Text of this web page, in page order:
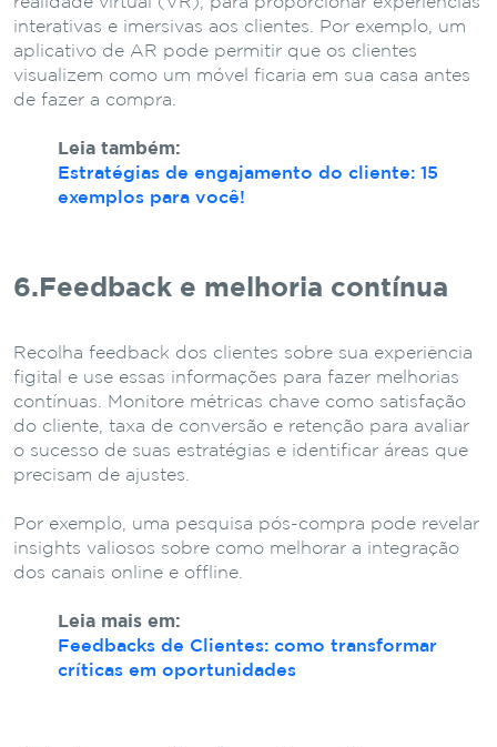
interativas e imersivas aos clientes. Por exemplo, um
aplicativo de AR pode permitir que os clientes
visualizem como um móvel ficaria em sua casa antes
de fazer a compra.
Leia também:
Estratégias de engajamento do cliente: 15
exemplos para você!
6.Feedback e melhoria contínua
Recolha feedback dos clientes sobre sua experiência
figital e use essas informações para fazer melhorias
contínuas. Monitore métricas chave como satisfação
do cliente, taxa de conversão e retenção para avaliar
o sucesso de suas estratégias e identificar áreas que
precisam de ajustes.
Por exemplo, uma pesquisa pós-compra pode revelar
insights valiosos sobre como melhorar a integração
dos canais online e offline.
Leia mais em:
Feedbacks de Clientes: como transformar
críticas em oportunidades